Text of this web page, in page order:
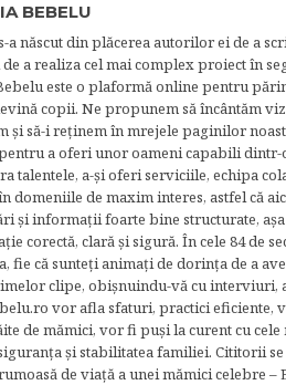
BEBELU
a născut din plăcerea autorilor ei de a
de a realiza cel mai complex proiect în
este o plaformă online pentru
copii. Ne propunem să încântăm
şi să-i reţinem în mrejele paginilor
a oferi unor oameni capabili
talentele, a-şi oferi serviciile, echipa
domeniile de maxim interes, astfel că
şi informaţii foarte bine structurate,
corectă, clară şi sigură. În cele 84 de
fie că sunteţi animaţi de dorinţa de a
clipe, obişnuindu-vă cu interviuri,
vor afla sfaturi, practici eficiente,
de mămici, vor fi puşi la curent cu
şi stabilitatea familiei. Cititorii
de viață a unei mămici celebre –